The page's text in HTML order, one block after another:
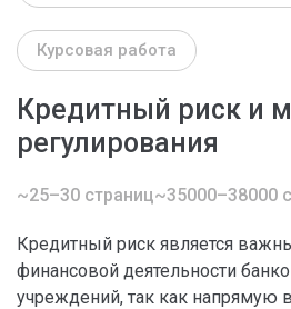
Курсовая работа
Кредитный риск и
регулирования
~25–30 страниц~35000–38000
Кредитный риск является
финансовой деятельности
учреждений, так как напрямую